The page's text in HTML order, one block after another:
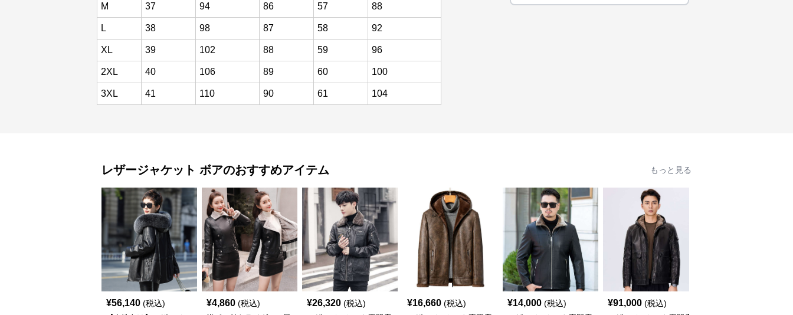
M 37 94 86 57 88
L 38 98 87 58 92
XL 39 102 88 59 96
2XL 40 106 89 60 100
3XL 41 110 90 61 104
レザージャケット ボアのおすすめアイテム もっと見る
¥56,140 (税込) ¥4,860 (税込) ¥26,320 (税込) ¥16,660 (税込) ¥14,000 (税込) ¥91,000 (税込)